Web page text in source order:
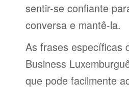
sentir-se confiante
conversa e mantê-la.
As frases específicas
Business
que pode facilmente